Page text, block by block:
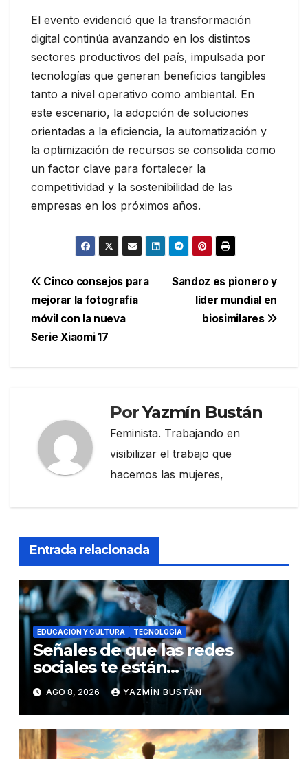
El evento evidenció que la transformación
digital continúa avanzando en los distintos
sectores productivos del país, impulsada por
tecnologías que generan beneficios tangibles
tanto a nivel operativo como ambiental. En
este escenario, la adopción de soluciones
orientadas a la eficiencia, la automatización y
la optimización de recursos se consolida como
un factor clave para fortalecer la
competitividad y la sostenibilidad de las
empresas en los próximos años.
Navegación
de
entradas
Sandoz es pionero y
líder mundial en
biosimilares
Cinco consejos para
mejorar la fotografía
móvil con la nueva
Serie Xiaomi 17
PorYazmín Bustán
Feminista. Trabajando en
visibilizar el trabajo que
hacemos las mujeres,
Entrada relacionada
EDUCACIÓN Y CULTURA TECNOLOGÍA
Señales de que las redes
sociales te están
consumiendo
AGO 8, 2026 YAZMÍN BUSTÁN